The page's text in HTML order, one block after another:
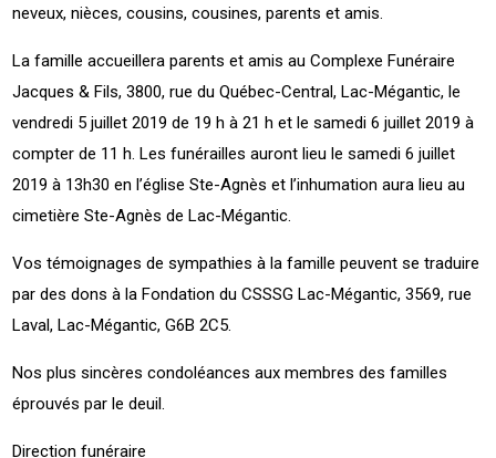
neveux, nièces, cousins, cousines, parents et amis.
La famille accueillera parents et amis au Complexe Funéraire
Jacques & Fils, 3800, rue du Québec-Central, Lac-Mégantic, le
vendredi 5 juillet 2019 de 19 h à 21 h et le samedi 6 juillet 2019 à
compter de 11 h. Les funérailles auront lieu le samedi 6 juillet
2019 à 13h30 en l’église Ste-Agnès et l’inhumation aura lieu au
cimetière Ste-Agnès de Lac-Mégantic.
Vos témoignages de sympathies à la famille peuvent se traduire
par des dons à la Fondation du CSSSG Lac-Mégantic, 3569, rue
Laval, Lac-Mégantic, G6B 2C5.
Nos plus sincères condoléances aux membres des familles
éprouvés par le deuil.
Direction funéraire